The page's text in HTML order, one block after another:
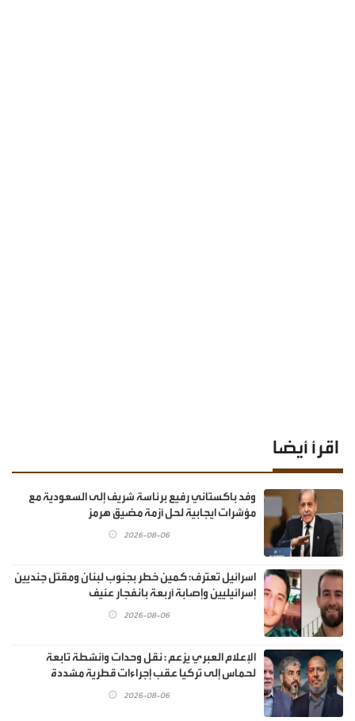
اقرأ أيضا
وفد باكستاني رفيع برئاسة شريف إلى السعودية مع
مؤشرات ايجابية لحل أزمة مضيق هرمز
2026-08-06
اسرائيل تعترف: كمين خطر بجنوب لبنان ومقتل جنديين
إسرائيليين وإصابة أربعة بانفجار عنيف
2026-08-06
الإعلام العبري يزعم : نقل وحدات وأنشطة تابعة
لحماس إلى تركيا عقب إجراءات قطرية مشددة
2026-08-06